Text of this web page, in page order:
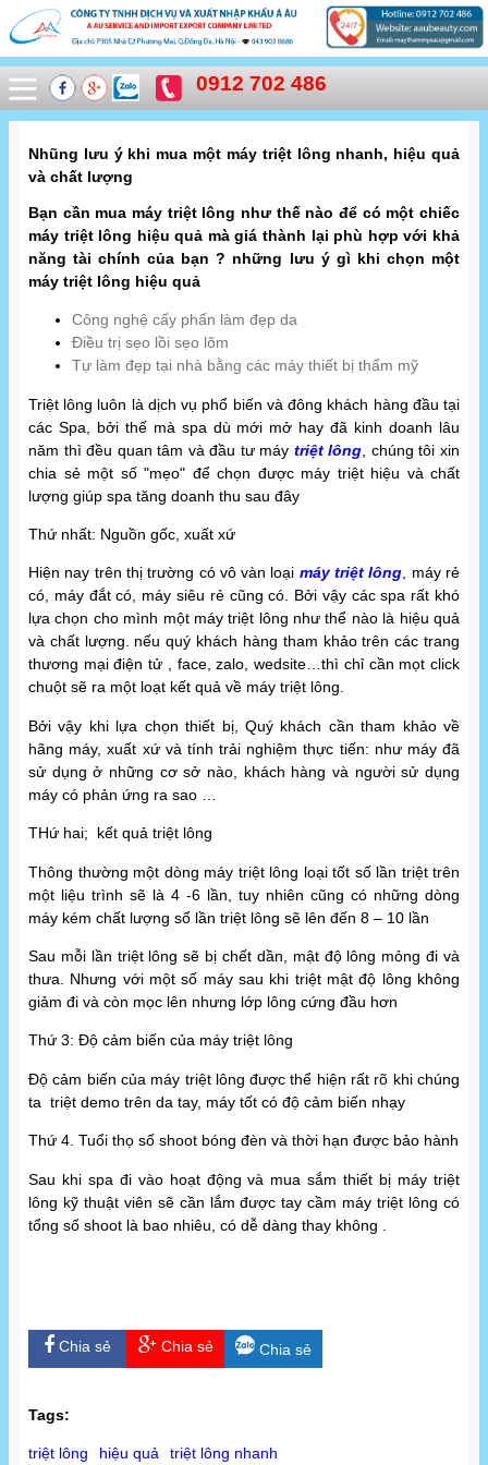
0912 702 486
Nhũng lưu ý khi mua một máy triệt lông nhanh, hiệu quả
và chất lượng
Bạn cần mua máy triệt lông như thế nào để có một chiếc
máy triệt lông hiệu quả mà giá thành lại phù hợp với khả
năng tài chính của bạn ? những lưu ý gì khi chọn một
máy triệt lông hiệu quả
Công nghệ cấy phấn làm đẹp da
Điều trị sẹo lồi sẹo lõm
Tự làm đẹp tại nhà bằng các máy thiết bị thẩm mỹ
Triệt lông luôn là dịch vụ phổ biến và đông khách hàng đầu tại
các Spa, bởi thế mà spa dù mới mở hay đã kinh doanh lâu
năm thì đều quan tâm và đầu tư máy triệt lông , chúng tôi xin
chia sẻ một số "mẹo" để chọn được máy triệt hiệu và chất
lượng giúp spa tăng doanh thu sau đây
Thứ nhất: Nguồn gốc, xuất xứ
Hiện nay trên thị trường có vô vàn loại máy triệt lông, máy rẻ
có, máy đắt có, máy siêu rẻ cũng có. Bởi vậy các spa rất khó
lựa chọn cho mình một máy triệt lông như thể nào là hiệu quả
và chất lượng. nếu quý khách hàng tham khảo trên các trang
thương mại điện tử , face, zalo, wedsite…thì chỉ cần mọt click
chuột sẽ ra một loạt kết quả về máy triệt lông.
Bởi vậy khi lựa chọn thiết bị, Quý khách cần tham khảo về
hãng máy, xuất xứ và tính trải nghiệm thực tiến: như máy đã
sử dụng ở những cơ sở nào, khách hàng và người sử dụng
máy có phản ứng ra sao …
THứ hai; kết quả triệt lông
Thông thường một dòng máy triệt lông loại tốt số lần triệt trên
một liệu trình sẽ là 4 -6 lần, tuy nhiên cũng có những dòng
máy kém chất lượng số lần triệt lông sẽ lên đến 8 – 10 lần
Sau mỗi lần triệt lông sẽ bị chết dần, mật độ lông mỏng đi và
thưa. Nhưng với một số máy sau khi triệt mật độ lông không
giảm đi và còn mọc lên nhưng lớp lông cứng đầu hơn
Thứ 3: Độ cảm biến của máy triệt lông
Độ cảm biến của máy triệt lông được thể hiện rất rõ khi chúng
ta triệt demo trên da tay, máy tốt có độ cảm biến nhạy
Thứ 4. Tuổi thọ số shoot bóng đèn và thời hạn được bảo hành
Sau khi spa đi vào hoạt động và mua sắm thiết bị máy triệt
lông kỹ thuật viên sẽ cần lắm được tay cầm máy triệt lông có
tổng số shoot là bao nhiêu, có dễ dàng thay không .
Chia sẻ Chia sẻ Chia sẻ
Tags:
triệt lông hiệu quả triệt lông nhanh